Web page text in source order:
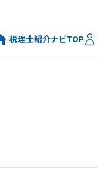
税理士紹介ナビTOP